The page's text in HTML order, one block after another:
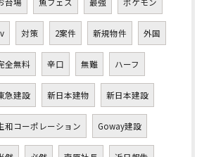
対策 2案件 新規物件 外国
全無料 辛口 無難 ハーフ
急建設 新日本建物 新日本建設
和コーポレーション Goway建設